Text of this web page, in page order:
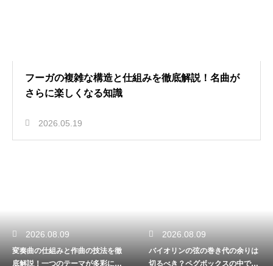
フーガの複雑な構造と仕組みを徹底解説！名曲が
さらに楽しくなる知識
2026.05.19
2026.08.09
変奏曲の仕組みと作曲の技法を徹
底解説！一つのテーマが多彩に変
2026.08.09
バイオリンの弦の巻き代の余りは
切るべき？ペグボックスの中で絡